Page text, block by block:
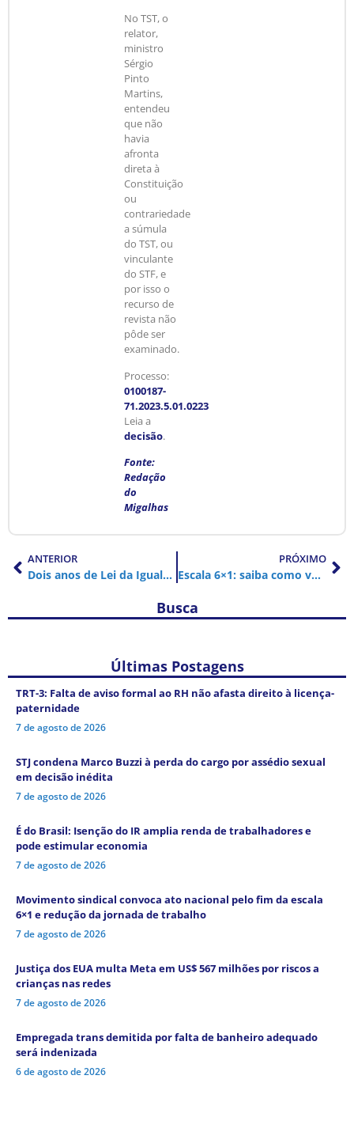
No TST, o
relator,
ministro
Sérgio
Pinto
Martins,
entendeu
que não
havia
afronta
direta à
Constituição
ou
contrariedade
a súmula
do TST, ou
vinculante
do STF, e
por isso o
recurso de
revista não
pôde ser
examinado.
Processo:
0100187-
71.2023.5.01.0223
Leia a
decisão.
Fonte:
Redação
do
Migalhas
ANTERIOR
Dois anos de Lei da Igualdade Salarial: avanços e desafios na busca por equidade no trabalho
PRÓXIMO
Escala 6×1: saiba como votar no Plebiscito Popular pelo fim do trabalho exaustivo
Busca
Últimas Postagens
TRT-3: Falta de aviso formal ao RH não afasta direito à licença-
paternidade
7 de agosto de 2026
STJ condena Marco Buzzi à perda do cargo por assédio sexual
em decisão inédita
7 de agosto de 2026
É do Brasil: Isenção do IR amplia renda de trabalhadores e
pode estimular economia
7 de agosto de 2026
Movimento sindical convoca ato nacional pelo fim da escala
6×1 e redução da jornada de trabalho
7 de agosto de 2026
Justiça dos EUA multa Meta em US$ 567 milhões por riscos a
crianças nas redes
7 de agosto de 2026
Empregada trans demitida por falta de banheiro adequado
será indenizada
6 de agosto de 2026